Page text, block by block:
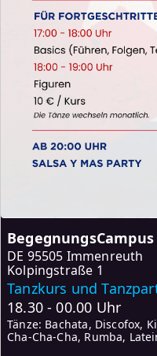
DE 95505 Immenreuth
Kolpingstraße 1
Tanzkurs und
18.30 - 00.00 Uhr
Tänze: Bachata, Discofox,
Cha-Cha-Cha, Rumba,